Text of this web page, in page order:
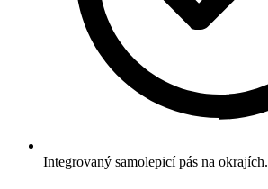
Integrovaný samolepicí pás na okrajích.